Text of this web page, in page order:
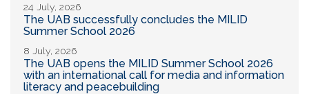
24 July, 2026
The UAB successfully concludes the MILID
Summer School 2026
8 July, 2026
The UAB opens the MILID Summer School 2026
with an international call for media and information
literacy and peacebuilding